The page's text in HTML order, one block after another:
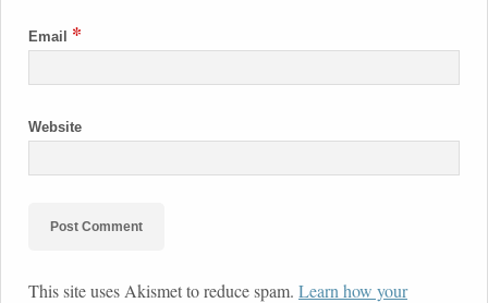
Email *
Website
This site uses Akismet to reduce spam. Learn how your